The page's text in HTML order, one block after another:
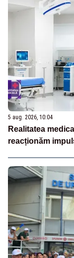
5 aug. 2026, 10:04
Realitatea
reacționăm